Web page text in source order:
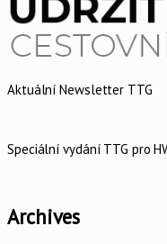
Aktuální Newsletter TTG
Speciální vydání TTG pro
Archives